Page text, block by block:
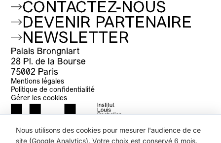
CONTACTEZ-NOUS
DEVENIR PARTENAIRE
NEWSLETTER
Palais Brongniart
28 Pl. de la Bourse
75002 Paris
Mentions légales
Politique de confidentialité
Gérer les cookies
Nous utilisons des cookies pour mesurer l'audience de ce
site (Google Analytics). Votre choix est conservé 6 mois.